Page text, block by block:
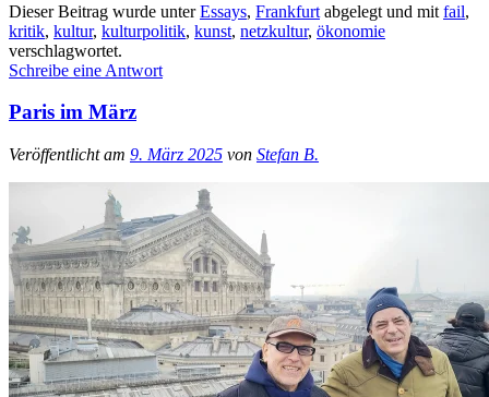
Dieser Beitrag wurde unterEssays, Frankfurt abgelegt und mit fail,
kritik, kultur, kulturpolitik, kunst, netzkultur, ökonomie
verschlagwortet.
Schreibe eine Antwort
Paris im März
Veröffentlicht am 9. März 2025 von Stefan B.